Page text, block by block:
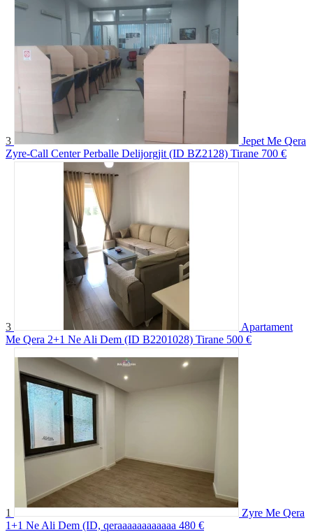
3
Jepet Me Qera
Zyre-Call Center Perballe Delijorgjit (ID BZ2128) Tirane 700 €
3
Apartament
Me Qera 2+1 Ne Ali Dem (ID B2201028) Tirane 500 €
1
Zyre Me Qera
1+1 Ne Ali Dem (ID, qeraaaaaaaaaaaa 480 €